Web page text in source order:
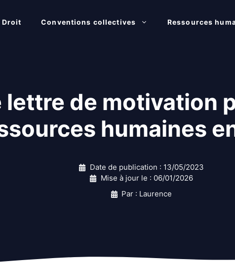
Droit Conventions collectives Ressources
lettre de motivation
humaines
Date de publication : 13/05/2023
Mise à jour le : 06/01/2026
Par : Laurence